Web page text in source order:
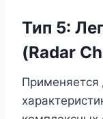
Тип 5:
(Radar
Применяется